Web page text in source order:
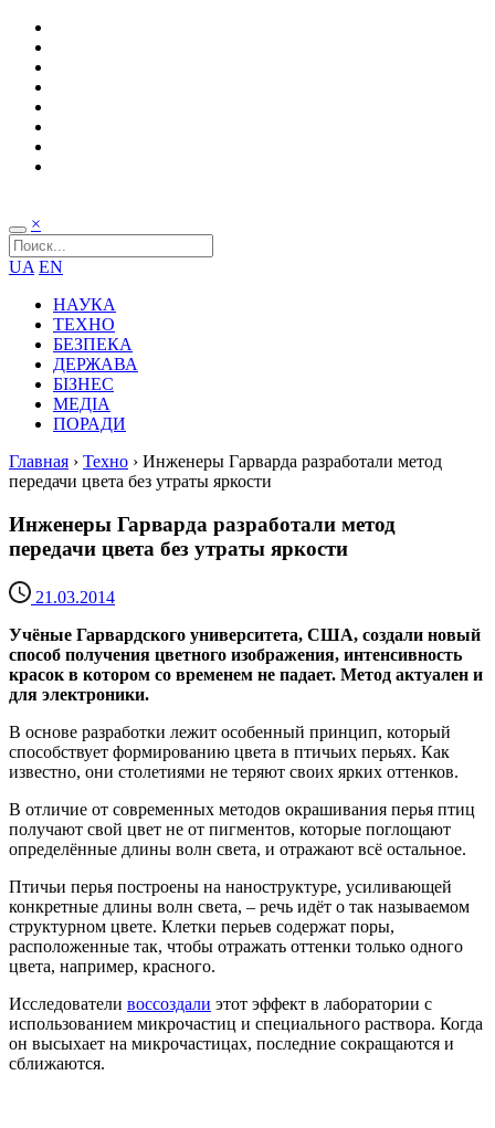
×
UA EN
НАУКА
ТЕХНО
БЕЗПЕКА
ДЕРЖАВА
БІЗНЕС
МЕДІА
ПОРАДИ
Главная › Техно › Инженеры Гарварда разработали метод
передачи цвета без утраты яркости
Инженеры Гарварда разработали метод
передачи цвета без утраты яркости
21.03.2014
Учёные Гарвардского университета, США, создали новый
способ получения цветного изображения, интенсивность
красок в котором со временем не падает. Метод актуален и
для электроники.
В основе разработки лежит особенный принцип, который
способствует формированию цвета в птичьих перьях. Как
известно, они столетиями не теряют своих ярких оттенков.
В отличие от современных методов окрашивания перья птиц
получают свой цвет не от пигментов, которые поглощают
определённые длины волн света, и отражают всё остальное.
Птичьи перья построены на наноструктуре, усиливающей
конкретные длины волн света, – речь идёт о так называемом
структурном цвете. Клетки перьев содержат поры,
расположенные так, чтобы отражать оттенки только одного
цвета, например, красного.
Исследователи воссоздали этот эффект в лаборатории с
использованием микрочастиц и специального раствора. Когда
он высыхает на микрочастицах, последние сокращаются и
сближаются.